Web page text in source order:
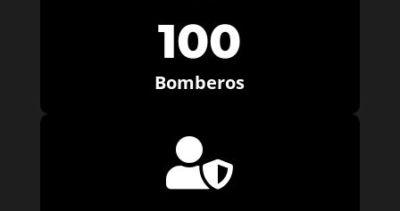
100
Bomberos
